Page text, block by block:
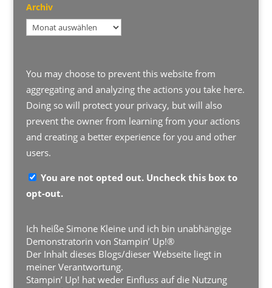
Archiv
Archiv
You may choose to prevent this website from
aggregating and analyzing the actions you take here.
Doing so will protect your privacy, but will also
prevent the owner from learning from your actions
and creating a better experience for you and other
users.
You are not opted out. Uncheck this box to
opt-out.
Ich heiße Simone Kleine und ich bin unabhängige
Demonstratorin von Stampin’ Up!®
Der Inhalt dieses Blogs/dieser Webseite liegt in
meiner Verantwortung.
Stampin’ Up! hat weder Einfluss auf die Nutzung